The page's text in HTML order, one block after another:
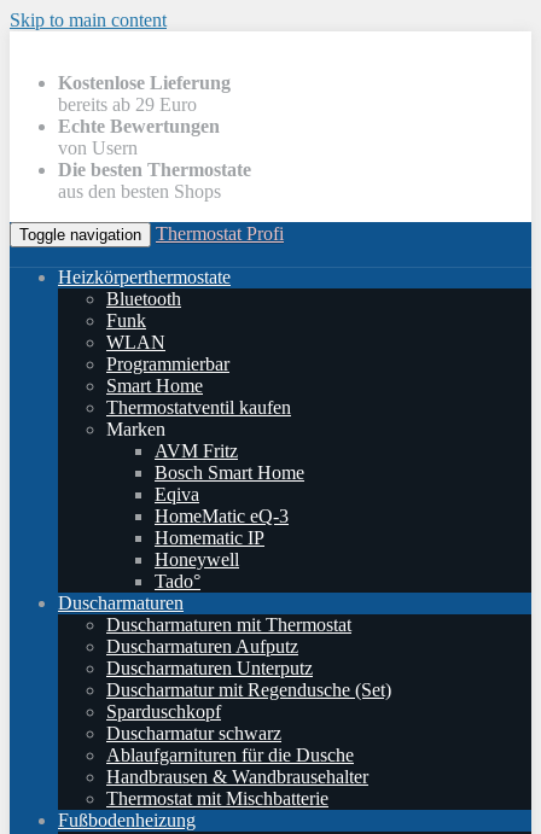
Skip to main content
Kostenlose Lieferung
bereits ab 29 Euro
Echte Bewertungen
von Usern
Die besten Thermostate
aus den besten Shops
Toggle navigation Thermostat Profi
Heizkörperthermostate
Bluetooth
Funk
WLAN
Programmierbar
Smart Home
Thermostatventil kaufen
Marken
AVM Fritz
Bosch Smart Home
Eqiva
HomeMatic eQ-3
Homematic IP
Honeywell
Tado°
Duscharmaturen
Duscharmaturen mit Thermostat
Duscharmaturen Aufputz
Duscharmaturen Unterputz
Duscharmatur mit Regendusche (Set)
Sparduschkopf
Duscharmatur schwarz
Ablaufgarnituren für die Dusche
Handbrausen & Wandbrausehalter
Thermostat mit Mischbatterie
Fußbodenheizung